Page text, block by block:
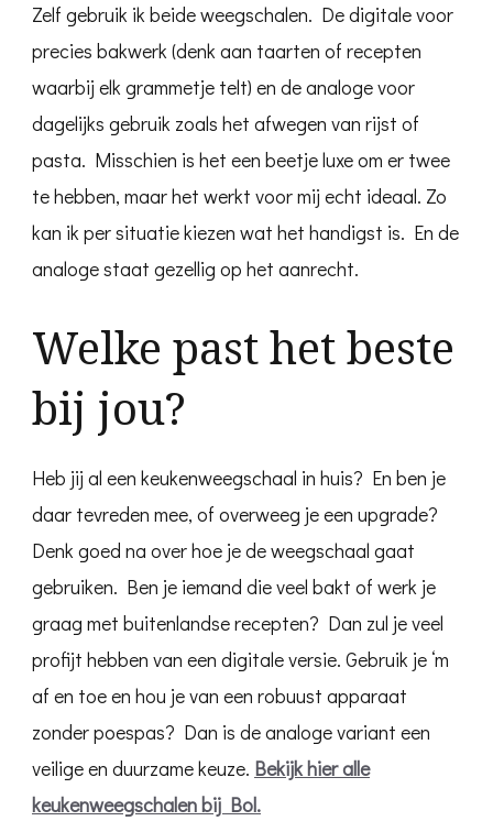
Zelf gebruik ik beide weegschalen. De digitale voor
precies bakwerk (denk aan taarten of recepten
waarbij elk grammetje telt) en de analoge voor
dagelijks gebruik zoals het afwegen van rijst of
pasta. Misschien is het een beetje luxe om er twee
te hebben, maar het werkt voor mij echt ideaal. Zo
kan ik per situatie kiezen wat het handigst is. En de
analoge staat gezellig op het aanrecht.
Welke past het beste
bij jou?
Heb jij al een keukenweegschaal in huis? En ben je
daar tevreden mee, of overweeg je een upgrade?
Denk goed na over hoe je de weegschaal gaat
gebruiken. Ben je iemand die veel bakt of werk je
graag met buitenlandse recepten? Dan zul je veel
profijt hebben van een digitale versie. Gebruik je ‘m
af en toe en hou je van een robuust apparaat
zonder poespas? Dan is de analoge variant een
veilige en duurzame keuze. Bekijk hier alle
keukenweegschalen bij Bol.